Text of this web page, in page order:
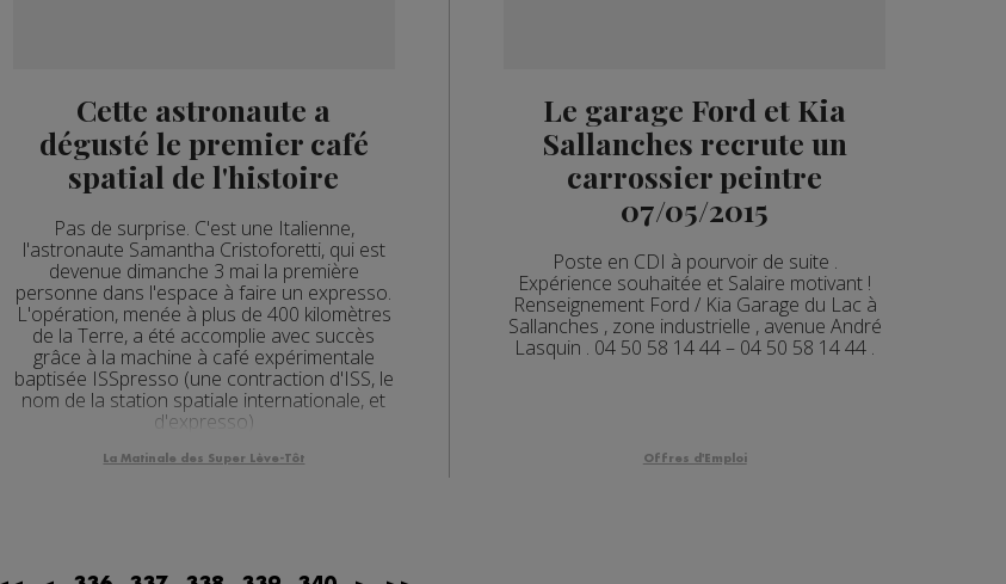
Cette astronaute a
dégusté le premier café
spatial de l'histoire
Pas de surprise. C'est une Italienne,
l'astronaute Samantha Cristoforetti, qui est
devenue dimanche 3 mai la première
personne dans l'espace à faire un expresso.
L'opération, menée à plus de 400 kilomètres
de la Terre, a été accomplie avec succès
grâce à la machine à café expérimentale
baptisée ISSpresso (une contraction d'ISS, le
nom de la station spatiale internationale, et
d'expresso)
La Matinale des Super Lève-Tôt
Le garage Ford et Kia
Sallanches recrute un
carrossier peintre
07/05/2015
Poste en CDI à pourvoir de suite .
Expérience souhaitée et Salaire motivant !
Renseignement Ford / Kia Garage du Lac à
Sallanches , zone industrielle , avenue André
Lasquin . 04 50 58 14 44 – 04 50 58 14 44 .
Offres d'Emploi